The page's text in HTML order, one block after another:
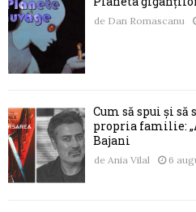
de Dan Romascanu
Cum să spui și
propria familie:
Bajani
de Ania Vilal 6